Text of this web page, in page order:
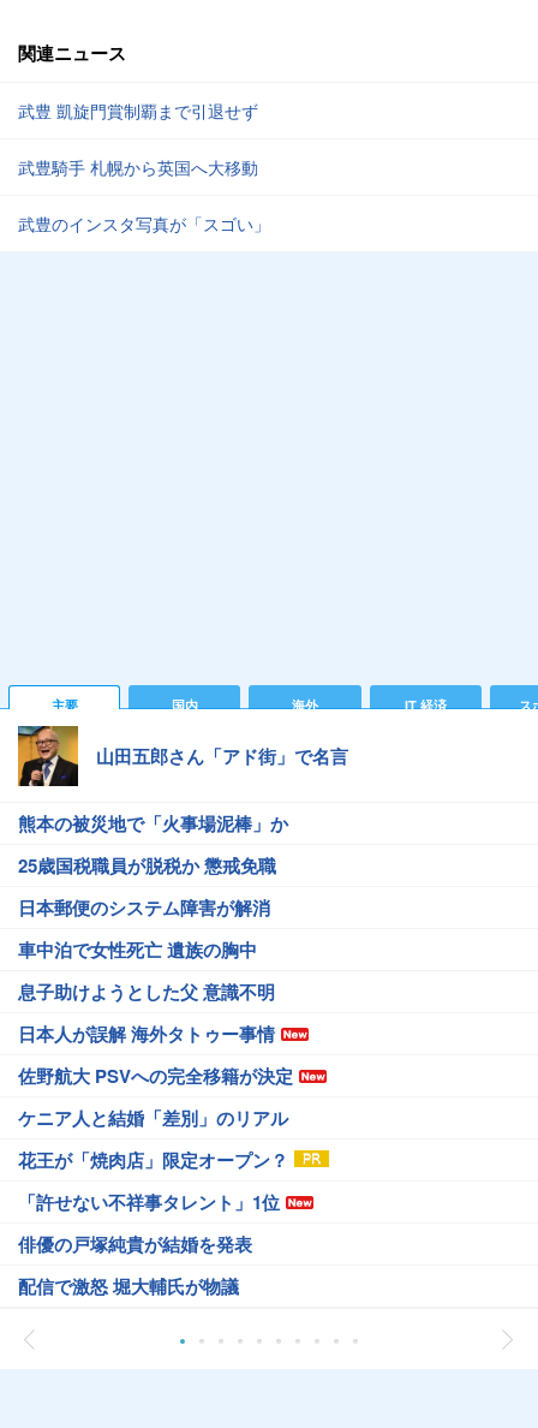
関連ニュース
武豊 凱旋門賞制覇まで引退せず
武豊騎手 札幌から英国へ大移動
武豊のインスタ写真が「スゴい」
主要 国内 海外 IT 経済 ス
山田五郎さん「アド街」で名言
熊本の被災地で「火事場泥棒」か
25歳国税職員が脱税か 懲戒免職
日本郵便のシステム障害が解消
車中泊で女性死亡 遺族の胸中
息子助けようとした父 意識不明
日本人が誤解 海外タトゥー事情
佐野航大 PSVへの完全移籍が決定
ケニア人と結婚「差別」のリアル
花王が「焼肉店」限定オープン？
「許せない不祥事タレント」1位
俳優の戸塚純貴が結婚を発表
配信で激怒 堀大輔氏が物議